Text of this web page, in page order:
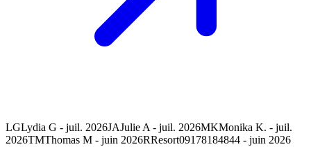
LGLydia G - juil. 2026JAJulie A - juil. 2026MKMonika K. - juil.
2026TMThomas M - juin 2026RResort09178184844 - juin 2026